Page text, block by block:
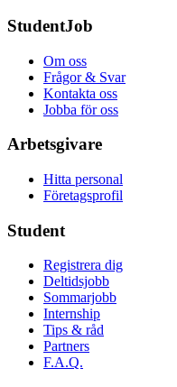
StudentJob
Om oss
Frågor & Svar
Kontakta oss
Jobba för oss
Arbetsgivare
Hitta personal
Företagsprofil
Student
Registrera dig
Deltidsjobb
Sommarjobb
Internship
Tips & råd
Partners
F.A.Q.